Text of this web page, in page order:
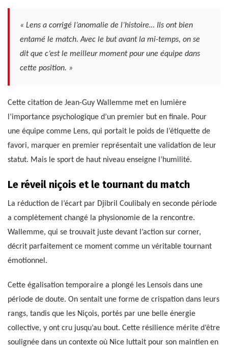
« Lens a corrigé l’anomalie de l’histoire… Ils ont bien
entamé le match. Avec le but avant la mi-temps, on se
dit que c’est le meilleur moment pour une équipe dans
cette position. »
Cette citation de Jean-Guy Wallemme met en lumière
l’importance psychologique d’un premier but en finale. Pour
une équipe comme Lens, qui portait le poids de l’étiquette de
favori, marquer en premier représentait une validation de leur
statut. Mais le sport de haut niveau enseigne l’humilité.
Le réveil niçois et le tournant du match
La réduction de l’écart par Djibril Coulibaly en seconde période
a complètement changé la physionomie de la rencontre.
Wallemme, qui se trouvait juste devant l’action sur corner,
décrit parfaitement ce moment comme un véritable tournant
émotionnel.
Cette égalisation temporaire a plongé les Lensois dans une
période de doute. On sentait une forme de crispation dans leurs
rangs, tandis que les Niçois, portés par une belle énergie
collective, y ont cru jusqu’au bout. Cette résilience mérite d’être
soulignée dans un contexte où Nice luttait pour son maintien en